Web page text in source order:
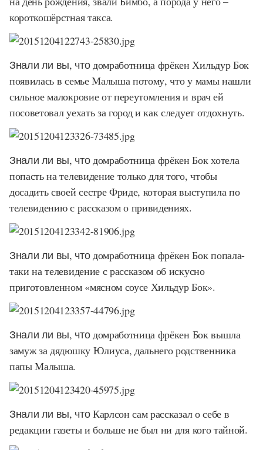
короткошёрстная такса.
Знали ли вы, что домработница фрёкен Хильдур Бок
появилась в семье Малыша потому, что у мамы нашли
сильное малокровие от переутомления и врач ей
посоветовал уехать за город и как следует отдохнуть.
Знали ли вы, что домработница фрёкен Бок хотела
попасть на телевидение только для того, чтобы
досадить своей сестре Фриде, которая выступила по
телевидению с рассказом о привидениях.
Знали ли вы, что домработница фрёкен Бок попала-
таки на телевидение с рассказом об искусно
приготовленном «мясном соусе Хильдур Бок».
Знали ли вы, чтодомработница фрёкен Бок вышла
замуж за дядюшку Юлиуса, дальнего родственника
папы Малыша.
Знали ли вы, чтоКарлсон сам рассказал о себе в
редакции газеты и больше не был ни для кого тайной.